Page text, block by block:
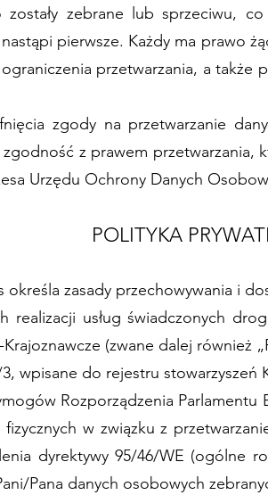
zebrane lub sprzeciwu,
pierwsze. Każdy ma prawo
przetwarzania, a
zgody na przetwarzanie
zgodność z prawem
Urzędu Ochrony Danych
POLITYKA
określa zasady przechowywania i
realizacji usług świadczonych
(zwane dalej również
wpisane do rejestru
Rozporządzenia
w związku z
dyrektywy 95/46/WE (ogólne
Pana danych osobowych